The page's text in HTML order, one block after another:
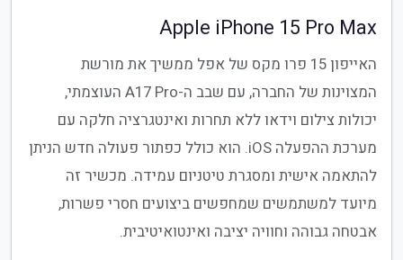
Apple iPhone 15 Pro Max
האייפון 15 פרו מקס של אפל ממשיך את מורשת
המצוינות של החברה, עם שבב ה-A17 Pro העוצמתי,
יכולות צילום וידאו ללא תחרות ואינטגרציה חלקה עם
מערכת ההפעלה iOS. הוא כולל כפתור פעולה חדש הניתן
להתאמה אישית ומסגרת טיטניום עמידה. מכשיר זה
מיועד למשתמשים שמחפשים ביצועים חסרי פשרות,
אבטחה גבוהה וחוויה יציבה ואינטואיטיבית.